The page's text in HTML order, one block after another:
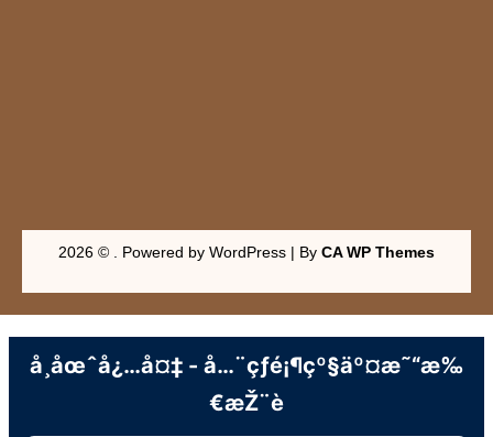
2026 © . Powered by WordPress | By CA WP Themes